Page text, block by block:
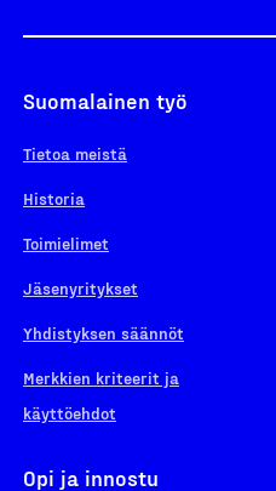
Suomalainen työ
Tietoa meistä
Historia
Toimielimet
Jäsenyritykset
Yhdistyksen säännöt
Merkkien kriteerit ja
käyttöehdot
Opi ja innostu